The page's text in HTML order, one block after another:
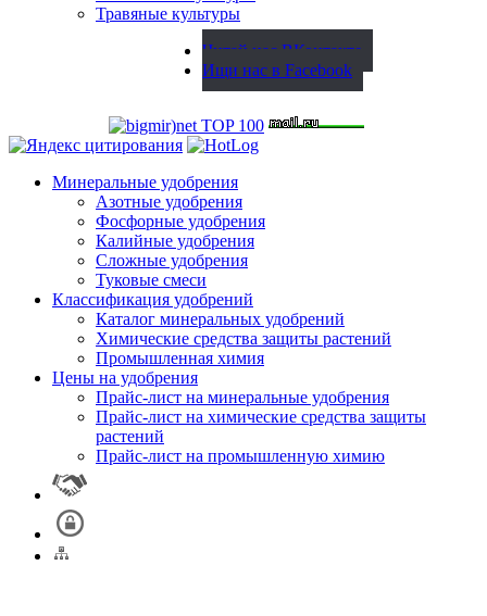
Травяные культуры
Читай нас ВКонтакте
Ищи нас в Facebook
Минеральные удобрения
Азотные удобрения
Фосфорные удобрения
Калийные удобрения
Сложные удобрения
Туковые смеси
Классификация удобрений
Каталог минеральных удобрений
Химические средства защиты растений
Промышленная химия
Цены на удобрения
Прайс-лист на минеральные удобрения
Прайс-лист на химические средства защиты
растений
Прайс-лист на промышленную химию